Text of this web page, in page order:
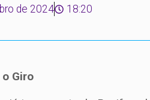
de 2024 18:20
Giro